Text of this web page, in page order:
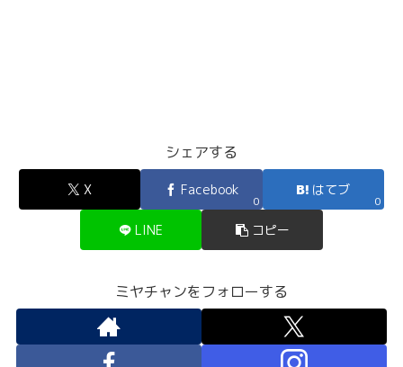
シェアする
X Facebook
0
はてブ
0
LINE コピー
ミヤチャンをフォローする